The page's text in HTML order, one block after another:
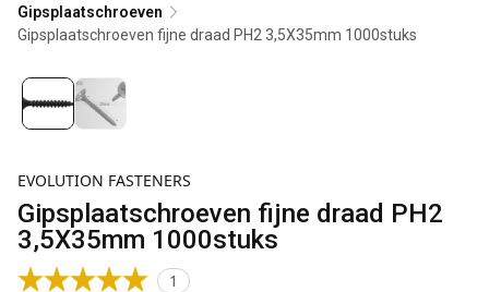
Gipsplaatschroeven
Gipsplaatschroeven fijne draad PH2 3,5X35mm 1000stuks
EVOLUTION FASTENERS
Gipsplaatschroeven fijne draad PH2
3,5X35mm 1000stuks
1